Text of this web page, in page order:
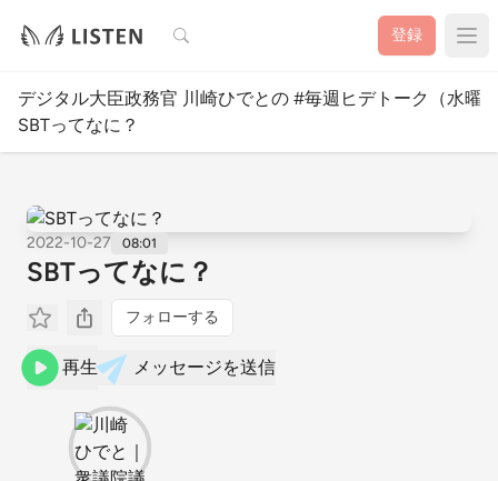
検索 登録
デジタル大臣政務官 川崎ひでとの #毎週ヒデトーク（水曜
SBTってなに？
2022-10-27 08:01
SBTってなに？
フォローする
再生 メッセージを送信